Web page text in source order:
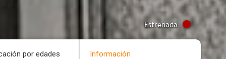
Estrenada
por edades Información